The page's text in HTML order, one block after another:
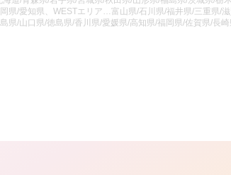
県/愛知県、WESTエリア…富山県/石川県/福井県/三重県/
県/山口県/徳島県/香川県/愛媛県/高知県/福岡県/佐賀県/長